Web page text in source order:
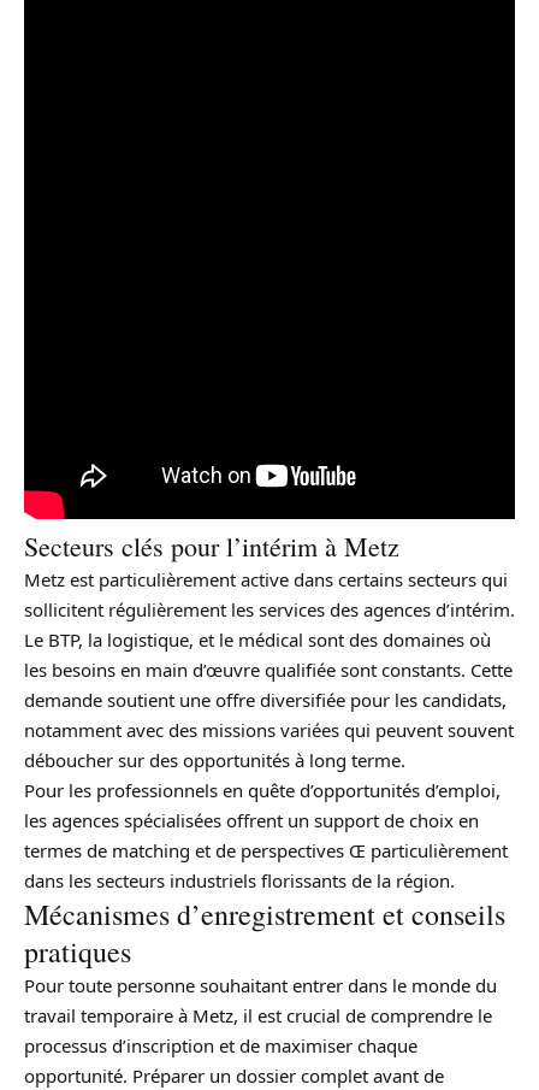
Secteurs clés pour l’intérim à Metz
Metz est particulièrement active dans certains secteurs qui
sollicitent régulièrement les services des agences d’intérim.
Le BTP, la logistique, et le médical sont des domaines où
les besoins en main d’œuvre qualifiée sont constants. Cette
demande soutient une offre diversifiée pour les candidats,
notamment avec des missions variées qui peuvent souvent
déboucher sur des opportunités à long terme.
Pour les professionnels en quête d’opportunités d’emploi,
les agences spécialisées offrent un support de choix en
termes de matching et de perspectives Œ particulièrement
dans les secteurs industriels florissants de la région.
Mécanismes d’enregistrement et conseils
pratiques
Pour toute personne souhaitant entrer dans le monde du
travail temporaire à Metz, il est crucial de comprendre le
processus d’inscription et de maximiser chaque
opportunité. Préparer un dossier complet avant de